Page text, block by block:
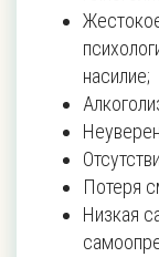
насилие;
Потеря
Низкая